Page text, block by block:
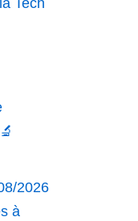
Tech
2026
à